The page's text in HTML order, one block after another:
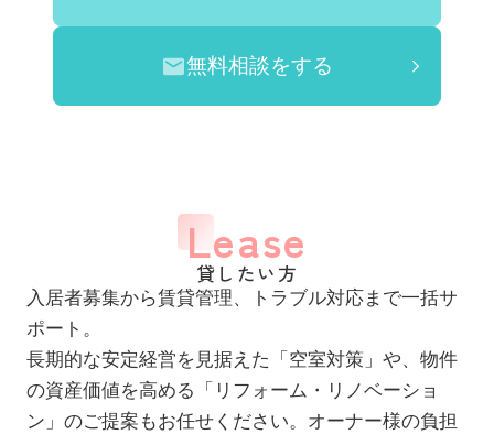
無料相談をする
Lease
貸したい方
入居者募集から賃貸管理、トラブル対応まで一括サ
ポート。
長期的な安定経営を見据えた「空室対策」や、物件
の資産価値を高める「リフォーム・リノベーショ
ン」のご提案もお任せください。オーナー様の負担